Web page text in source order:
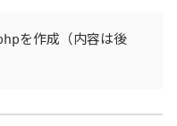
を作成（内容は後